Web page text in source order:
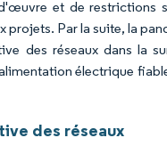
et de restrictions
Par la suite, la
des réseaux dans la
électrique
des réseaux